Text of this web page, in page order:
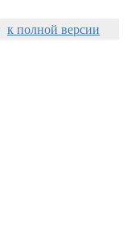
к полной версии